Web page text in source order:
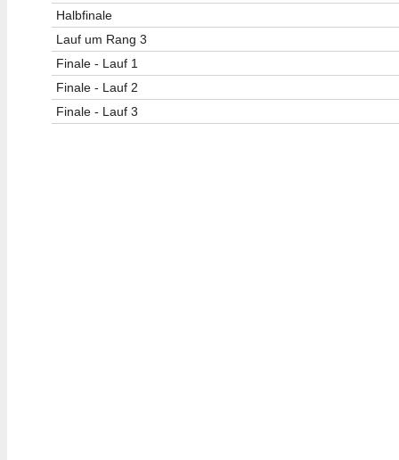
Halbfinale
Lauf um Rang 3
Finale - Lauf 1
Finale - Lauf 2
Finale - Lauf 3